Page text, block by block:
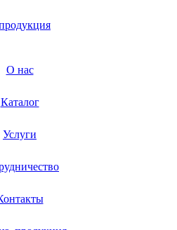
О нас
Каталог
Услуги